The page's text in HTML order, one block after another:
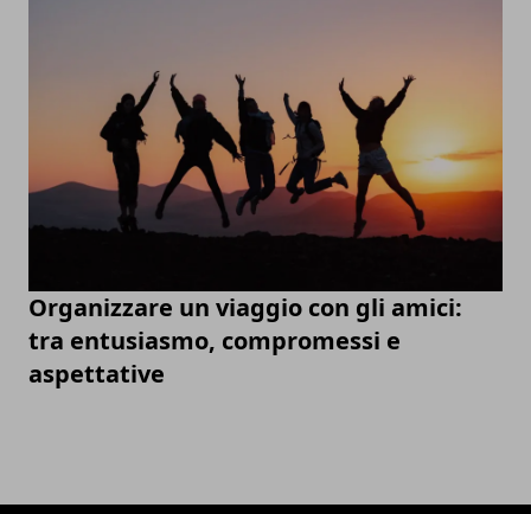
Organizzare un viaggio con gli amici:
tra entusiasmo, compromessi e
aspettative